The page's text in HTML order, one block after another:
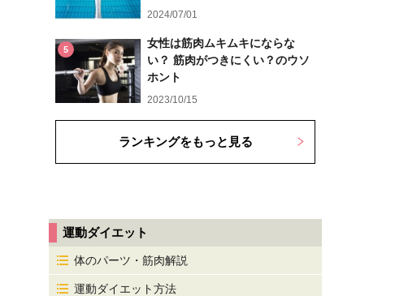
2024/07/01
5
女性は筋肉ムキムキにならな
い？ 筋肉がつきにくい？のウソ
ホント
2023/10/15
ランキングをもっと見る
運動ダイエット
体のパーツ・筋肉解説
運動ダイエット方法